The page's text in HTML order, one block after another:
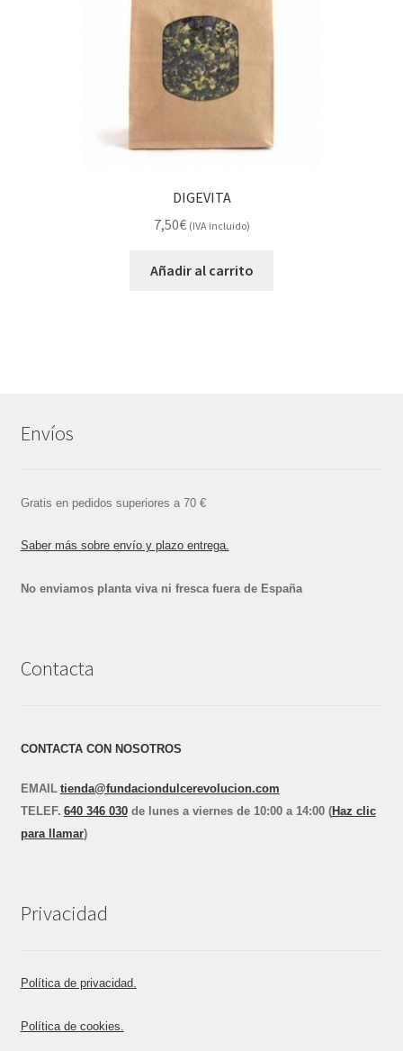
DIGEVITA
7,50€ (IVA incluido)
Añadir al carrito
Envíos
Gratis en pedidos superiores a 70 €
Saber más sobre envío y plazo entrega.
No enviamos planta viva ni fresca fuera de España
Contacta
CONTACTA CON NOSOTROS
EMAIL tienda@fundaciondulcerevolucion.com
TELEF. 640 346 030de lunes a viernes de 10:00 a 14:00 (Haz clic
para llamar)
Privacidad
Política de privacidad.
Política de cookies.